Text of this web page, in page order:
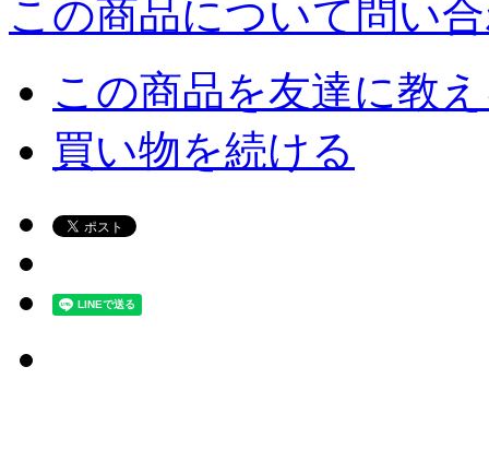
この商品について問い
この商品を友達に教
買い物を続ける